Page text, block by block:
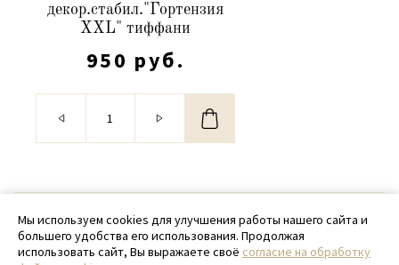
декор.стабил."Гортензия
XXL" тиффани
950 руб.
© 2020 - 2026 SamPack
+ 7 (918) 699-97-87
Мы используем cookies для улучшения работы нашего сайта и
большего удобства его использования. Продолжая
использовать сайт, Вы выражаете своё согласие на обработку